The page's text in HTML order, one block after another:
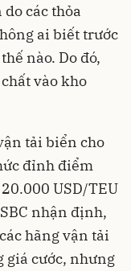
các thỏa
ai biết trước
nào. Do đó,
vào kho
tải biển cho
đỉnh điểm
USD/TEU
nhận định,
hãng vận tải
giá cước, nhưng